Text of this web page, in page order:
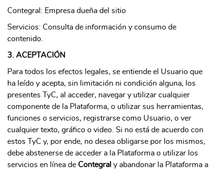
Contegral: Empresa dueña del sitio
Servicios: Consulta de información y consumo de
contenido.
3. ACEPTACIÓN
Para todos los efectos legales, se entiende el Usuario que
ha leído y acepta, sin limitación ni condición alguna, los
presentes TyC, al acceder, navegar y utilizar cualquier
componente de la Plataforma, o utilizar sus herramientas,
funciones o servicios, registrarse como Usuario, o ver
cualquier texto, gráfico o video. Si no está de acuerdo con
estos TyC y, por ende, no desea obligarse por los mismos,
debe abstenerse de acceder a la Plataforma o utilizar los
servicios en línea de Contegral y abandonar la Plataforma a